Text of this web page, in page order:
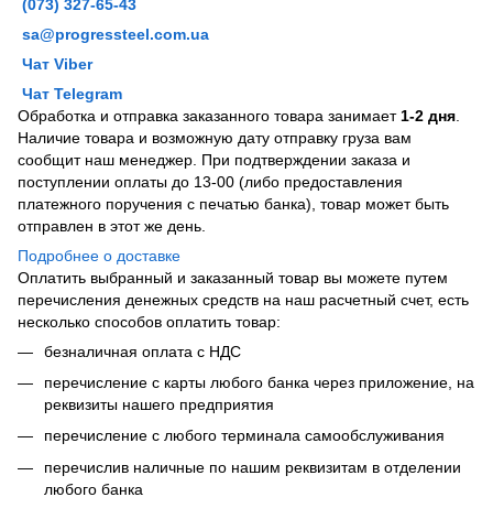
(073) 327-65-43
sa@progressteel.com.ua
Чат Viber
Чат Telegram
Обработка и отправка заказанного товара занимает 1-2 дня
Наличие товара и возможную дату отправку груза вам
сообщит наш менеджер. При подтверждении заказа и
поступлении оплаты до 13-00 (либо предоставления
платежного поручения с печатью банка), товар может быть
отправлен в этот же день.
Подробнее о доставке
Оплатить выбранный и заказанный товар вы можете путем
перечисления денежных средств на наш расчетный счет, есть
несколько способов оплатить товар:
безналичная оплата с НДС
перечисление с карты любого банка через приложение, на
реквизиты нашего предприятия
перечисление с любого терминала самообслуживания
перечислив наличные по нашим реквизитам в отделении
любого банка